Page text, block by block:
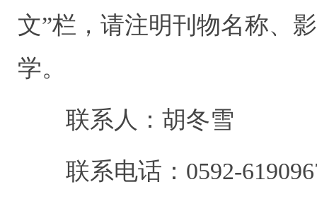
文”栏，请注明刊物名称、
学。
联系人：胡冬雪
联系电话：0592-